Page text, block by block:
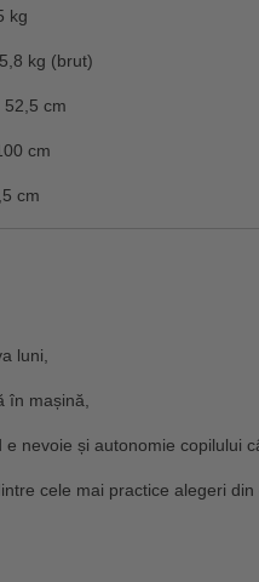
kg
5,8 kg (brut)
52,5 cm
cm
cm
luni,
în mașină,
nevoie și autonomie copilului
cele mai practice alegeri din